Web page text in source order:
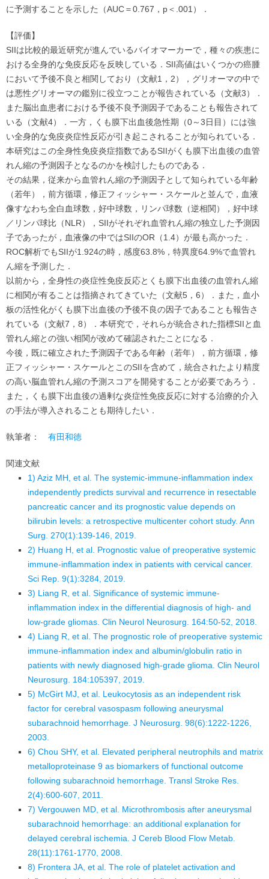
に予測することを示した（AUC＝0.767，p＜.001）．
【評価】
SIIは比較的最近研究が進んでいるバイオマーカーで，種々の疾患に
おける全身的な免疫反応を反映している．SII高値はいくつかの癌腫
において予後不良と相関しており（文献1，2），グリオーマの中で
は悪性グリオーマの鑑別に役立つことが報告されている（文献3）．
また脳出血患者における予後不良予測因子であることも報告されて
いる（文献4）．一方，くも膜下出血後急性期（0～3日目）には強
い全身的な免疫炎症性反応が引き起こされることが知られている．
本研究はこの全身性免疫炎症指数であるSIIがくも膜下出血後の血管
れん縮の予測因子となるのかを検討したものである．
その結果，従来から血管れん縮の予測因子として知られている年齢
（若年），前方循環，修正フィッシャー・スケールと並んで，血液
像すなわち全白血球数，好中球数，リンパ球数（逆相関），好中球
／リンパ球比（NLR），SIIがそれぞれ血管れん縮の独立した予測因
子であったが，血液像の中ではSIIのOR（1.4）が最も高かった．
ROC解析でもSIIが1.924の時，感度63.8%，特異度64.9%で血管れ
ん縮を予測した．
以前から，全身性の炎症性免疫反応とくも膜下出血後の血管れん縮
に相関が有ることは指摘されてきていた（文献5，6）．また，血小
板の活性化がくも膜下出血後の予後不良の因子であることも報告さ
れている（文献7，8）．本研究で，それらが統合された指標SIIと血
管れん縮との強い相関が改めて確認されたことになる．
今後，既に確立された予測因子である年齢（若年），前方循環，修
正フィッシャー・スケールとこのSIIを含めて，統合されたより精度
の高い脳血管れん縮の予測スコアを開発することが必要であろう．
また，くも膜下出血後の過剰な炎症性免疫反応に対する治療的介入
の手法が導入されることも期待したい．
執筆者： 有田和徳
関連文献
1) Aziz MH, et al. The systemic-immune-inflammation index
independently predicts survival and recurrence in resectable
pancreatic cancer and its prognostic value depends on
bilirubin levels: a retrospective multicenter cohort study. Ann
Surg. 270(1):139-146, 2019.
2) Huang H, et al. Prognostic value of preoperative systemic
immune-inflammation index in patients with cervical cancer.
Sci Rep. 9(1):3284, 2019.
3) Liang R, et al. Significance of systemic immune-
inflammation index in the differential diagnosis of high- and
low-grade gliomas. Clin Neurol Neurosurg. 164:50-52, 2018.
4) Liang R, et al. The prognostic role of preoperative systemic
immune-inflammation index and albumin/globulin ratio in
patients with newly diagnosed high-grade glioma. Clin Neurol
Neurosurg. 184:105397, 2019.
5) McGirt MJ, et al. Leukocytosis as an independent risk
factor for cerebral vasospasm following aneurysmal
subarachnoid hemorrhage. J Neurosurg. 98(6):1222-1226,
2003.
6) Chou SHY, et al. Elevated peripheral neutrophils and matrix
metalloproteinase 9 as biomarkers of functional outcome
following subarachnoid hemorrhage. Transl Stroke Res.
2(4):600-607, 2011.
7) Vergouwen MD, et al. Microthrombosis after aneurysmal
subarachnoid hemorrhage: an additional explanation for
delayed cerebral ischemia. J Cereb Blood Flow Metab.
28(11):1761-1770, 2008.
8) Frontera JA, et al. The role of platelet activation and